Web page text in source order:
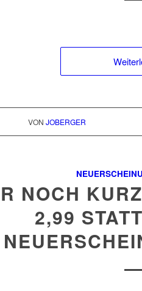
VON JOBERGER
NOCH
2,99